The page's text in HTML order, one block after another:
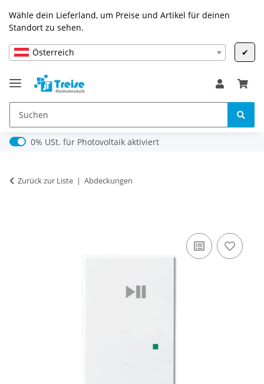
Wähle dein Lieferland, um Preise und Artikel für deinen
Standort zu sehen.
Österreich ✔
0% USt. für Photovoltaik (§ 12 Abs. 3 UStG)
0% USt. für Photovoltaik aktiviert
Zurück zur Liste Abdeckungen